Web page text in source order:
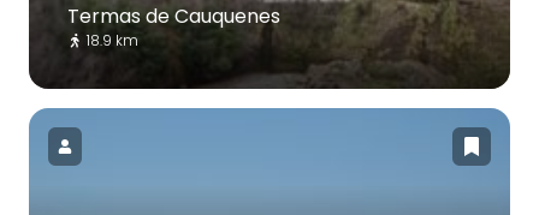
Termas de Cauquenes
18.9 km